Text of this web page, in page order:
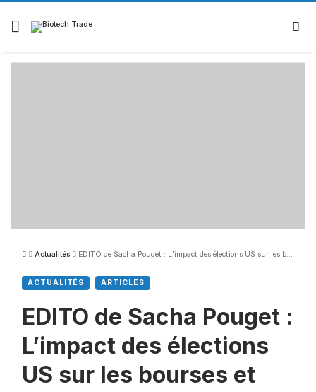
Actualités EDITO de Sacha Pouget : L’impact des élections US sur les bourses et sur les biotechs
ACTUALITÉS ARTICLES
EDITO de Sacha Pouget :
L’impact des élections
US sur les bourses et